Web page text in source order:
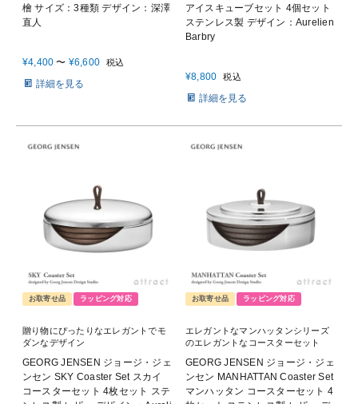
檜 サイズ：3種類 デザイン：深澤
直人
¥4,400 〜 ¥6,600 税込
詳細を見る
アイスキューブセット 4個セット
ステンレス製 デザイン：Aurelien
Barbry
¥8,800 税込
詳細を見る
お取寄せ品 ラッピング対応
贈り物にぴったりなエレガントでモ
ダンなデザイン
GEORG JENSEN ジョージ・ジェ
ンセン SKY Coaster Set スカイ
コースターセット 4枚セット ステ
お取寄せ品 ラッピング対応
エレガントなマンハッタンシリーズ
のエレガントなコースターセット
GEORG JENSEN ジョージ・ジェ
ンセン MANHATTAN Coaster Set
マンハッタン コースターセット 4